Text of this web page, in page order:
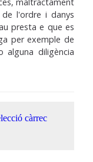
l'ordre i danys
presta e que es
per exemple de
alguna diligència
càrrec